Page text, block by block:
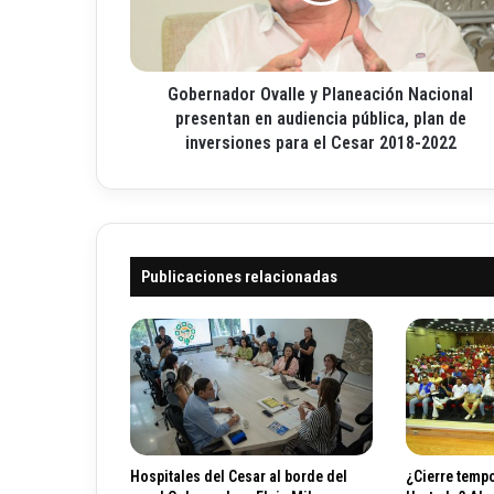
n
o
o
l
y
l
a
n
e
a
c
i
n
Gobernador Ovalle y Planeación Nacional
presentan en audiencia pública, plan de
inversiones para el Cesar 2018-2022
Publicaciones relacionadas
Hospitales del Cesar al borde del
¿Cierre